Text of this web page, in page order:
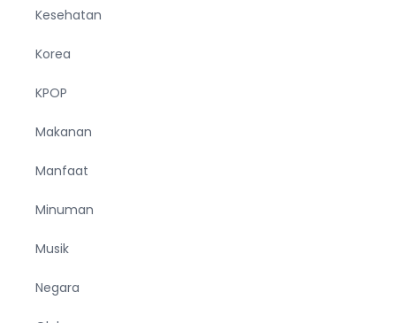
Kesehatan
Korea
KPOP
Makanan
Manfaat
Minuman
Musik
Negara